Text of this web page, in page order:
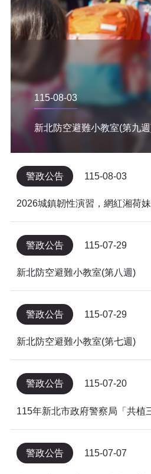
115-08-03
新北防空避難小教室(第九
警政公告 115-08-03
2026城鎮韌性演習，網紅湘荷
警政公告 115-07-29
新北防空避難小教室(第八週)
警政公告 115-07-29
新北防空避難小教室(第七週)
警政公告 115-07-20
警政公告 115-07-07